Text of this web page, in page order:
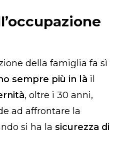
della famiglia fa sì
sempre più in là il
, oltre i 30 anni,
ad affrontare la
si ha la sicurezza di